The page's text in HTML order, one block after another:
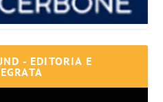
- EDITORIA E